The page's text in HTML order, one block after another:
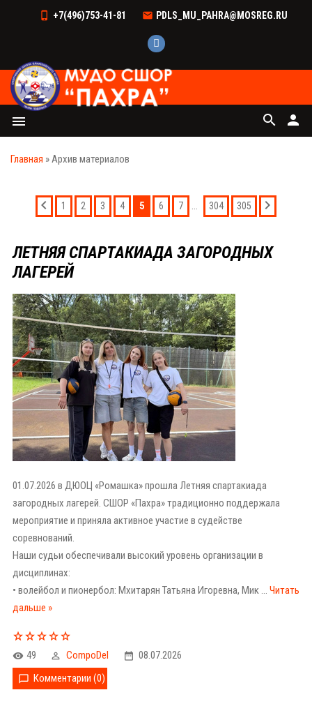
+7(496)753-41-81 PDLS_MU_PAHRA@MOSREG.RU
menu person
search
Главная »Архив материалов
1 2 3 4 5 6 7 ... 304 305
ЛЕТНЯЯ СПАРТАКИАДА ЗАГОРОДНЫХ
ЛАГЕРЕЙ
01.07.2026 в ДЮОЦ «Ромашка» прошла Летняя спартакиада
загородных лагерей. СШОР «Пахра» традиционно поддержала
мероприятие и приняла активное участие в судействе
соревнований.
Наши судьи обеспечивали высокий уровень организации в
дисциплинах:
• волейбол и пионербол: Мхитарян Татьяна Игоревна, Мик ... Читать
дальше »
49 CompoDel
08.07.2026
Комментарии (0)